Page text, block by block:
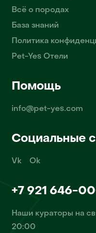
Всё о породах
База знаний
Политика
Pet-Yes Отели
Помощь
info@pet-yes.com
Социальные
Vk Ok
+7 921 646-
Наши кураторы на
20:00